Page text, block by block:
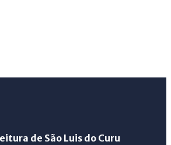
de São Luis do Curu